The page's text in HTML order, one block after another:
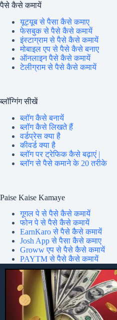
पैसे कैसे कमायें
यूट्यूब से पैसा कैसे कमाए
फेसबुक से पैसे कैसे कमायें
इंस्टाग्राम से पैसे कैसे कमायें
मोबाइल एप से पैसे कैसे बनाए
ऑनलाइन पैसे कैसे कमायें
टेलीग्राम से पैसे कैसे कमायें
ब्लॉग्गिंग सीखें
ब्लॉग कैसे बनायें
ब्लॉग कैसे लिखते हैं
वर्डप्रेस क्या है
कीवर्ड क्या है
ब्लॉग पर ट्रेफिक कैसे बढ़ाएं |
ब्लॉग से पैसे कमाने के 20 तरीके
Paise Kaise Kamaye
गूगल पे से पैसे कैसे कमायें
फोन पे से पैसे कैसे कमायें
EarnKaro से पैसे कैसे कमायें
Josh App से पैसा कैसे कमाए
Groww एप से पैसे कैसे कमायें
PAYTM से पैसे कैसे कमायें